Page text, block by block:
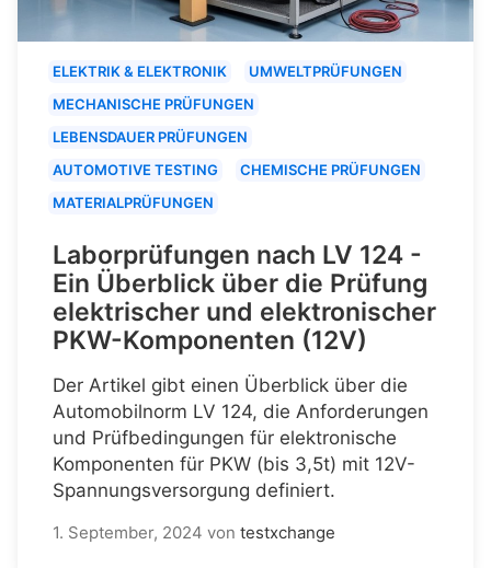
ELEKTRIK & ELEKTRONIK
UMWELTPRÜFUNGEN
MECHANISCHE PRÜFUNGEN
LEBENSDAUER PRÜFUNGEN
AUTOMOTIVE TESTING
CHEMISCHE PRÜFUNGEN
MATERIALPRÜFUNGEN
Laborprüfungen nach LV 124 -
Ein Überblick über die Prüfung
elektrischer und elektronischer
PKW-Komponenten (12V)
Der Artikel gibt einen Überblick über die
Automobilnorm LV 124, die Anforderungen
und Prüfbedingungen für elektronische
Komponenten für PKW (bis 3,5t) mit 12V-
Spannungsversorgung definiert.
1. September, 2024 von testxchange